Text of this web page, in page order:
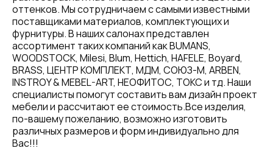
оттенков. Мы сотрудничаем с самыми известными
поставщиками материалов, комплектующих и
фурнитуры. В наших салонах представлен
ассортимент таких компаний как BUMANS,
WOODSTOCK, Milesi, Blum, Hettich, HAFELE, Boyard,
BRASS, ЦЕНТР КОМПЛЕКТ, МДМ, СОЮЗ-М, ARBEN,
INSTROY & MEBEL-ART, НЕОФИТОС, ТОКС и тд. Наши
специалисты помогут составить вам дизайн проект
мебели и рассчитают ее стоимость.Все изделия,
по-вашему пожеланию, возможно изготовить
различных размеров и форм индивидуально для
Вас!!!